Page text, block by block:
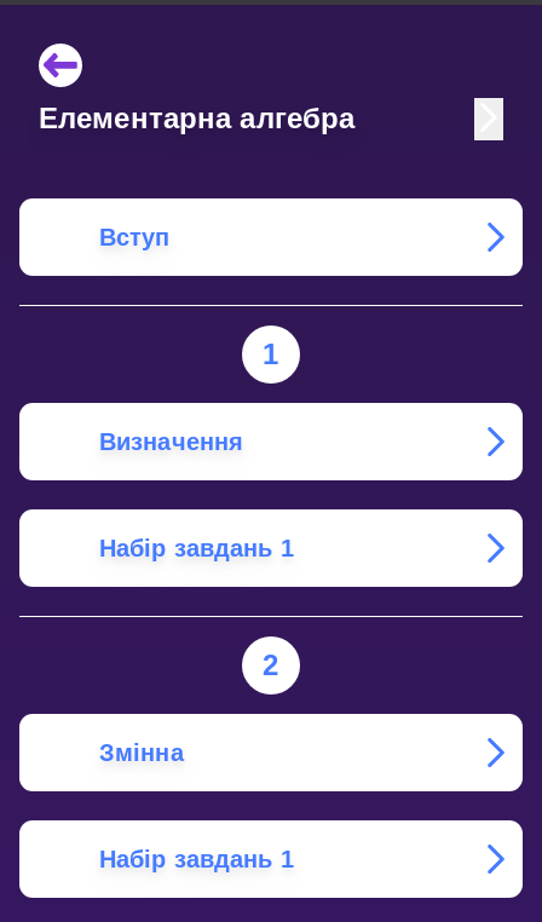
Елементарна алгебра
Вступ
1
Визначення
Набір завдань 1
2
Змінна
Набір завдань 1